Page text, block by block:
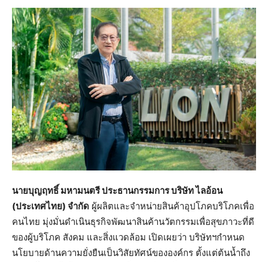
นายบุญฤทธิ์ มหามนตรี ประธานกรรมการ บริษัท ไลอ้อน
(ประเทศไทย) จำกัด ผู้ผลิตและจำหน่ายสินค้าอุปโภคบริโภคเพื่อ
คนไทย มุ่งมั่นดำเนินธุรกิจพัฒนาสินค้านวัตกรรมเพื่อสุขภาวะที่ดี
ของผู้บริโภค สังคม และสิ่งแวดล้อม เปิดเผยว่า บริษัทฯกำหนด
นโยบายด้านความยั่งยืนเป็นวิสัยทัศน์ขององค์กร ตั้งแต่ต้นน้ำถึง